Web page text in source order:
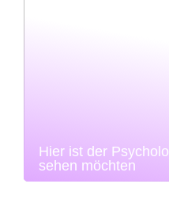
Hier ist der
sehen möchten